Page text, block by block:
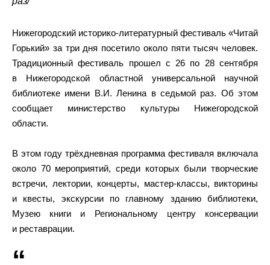
Нижегородский историко-литературный фестиваль «Читай
Горький» за три дня посетило около пяти тысяч человек.
Традиционный фестиваль прошел с 26 по 28 сентября
в Нижегородской областной универсальной научной
библиотеке имени В.И. Ленина в седьмой раз. Об этом
сообщает министерство культуры Нижегородской
области.
В этом году трёхдневная программа фестиваля включала
около 70 мероприятий, среди которых были творческие
встречи, лектории, концерты, мастер-классы, викторины
и квесты, экскурсии по главному зданию библиотеки,
Музею книги и Региональному центру консервации
и реставрации.